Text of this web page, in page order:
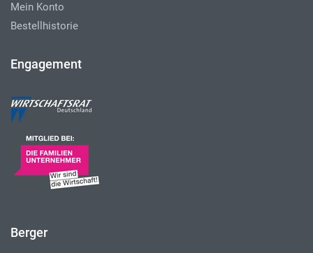
Mein Konto
Bestellhistorie
Engagement
Berger